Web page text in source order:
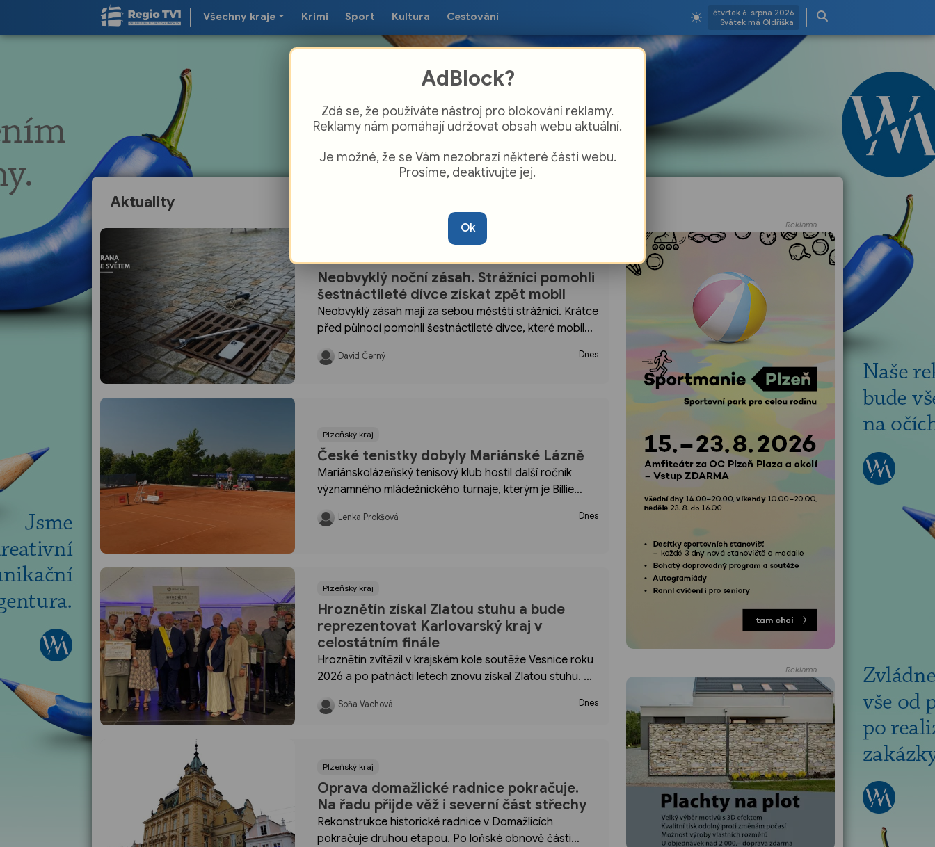
Všechny kraje Krimi Sport Kultura Cestování
čtvrtek 6. srpna 2026
Svátek má Oldřiška
Aktuality
Neobvyklý noční zásah. Strážníci pomohli
šestnáctileté dívce získat zpět mobil
Neobvyklý zásah mají za sebou městští strážníci. Krátce
před půlnocí pomohli šestnáctileté dívce, které mobilní
rychlému zásahu se podařilo přístroj vyprostit bez
David Černý Dnes
Plzeňský kraj
České tenistky dobyly Mariánské Lázně
Mariánskolázeňský tenisový klub hostil další ročník
významného mládežnického turnaje, kterým je Billie
lázeňského města nejlepší evropské týmy, se
Lenka Prokšová Dnes
Plzeňský kraj
Hroznětín získal Zlatou stuhu a bude
reprezentovat Karlovarský kraj v
celostátním finále
Hroznětín zvítězil v krajském kole soutěže Vesnice roku
2026 a po patnácti letech znovu získal Zlatou stuhu. Na
celostátním finále.
Soňa Vachová Dnes
Plzeňský kraj
Oprava domažlické radnice pokračuje.
Na řadu přijde věž i severní část střechy
Rekonstrukce historické radnice v Domažlicích
pokračuje druhou etapou. Po loňské obnově části
Reklama
Reklama
AdBlock?
Zdá se, že používáte nástroj pro blokování reklamy.
Reklamy nám pomáhají udržovat obsah webu aktuální.
Je možné, že se Vám nezobrazí některé části webu.
Prosíme, deaktivujte jej.
Ok